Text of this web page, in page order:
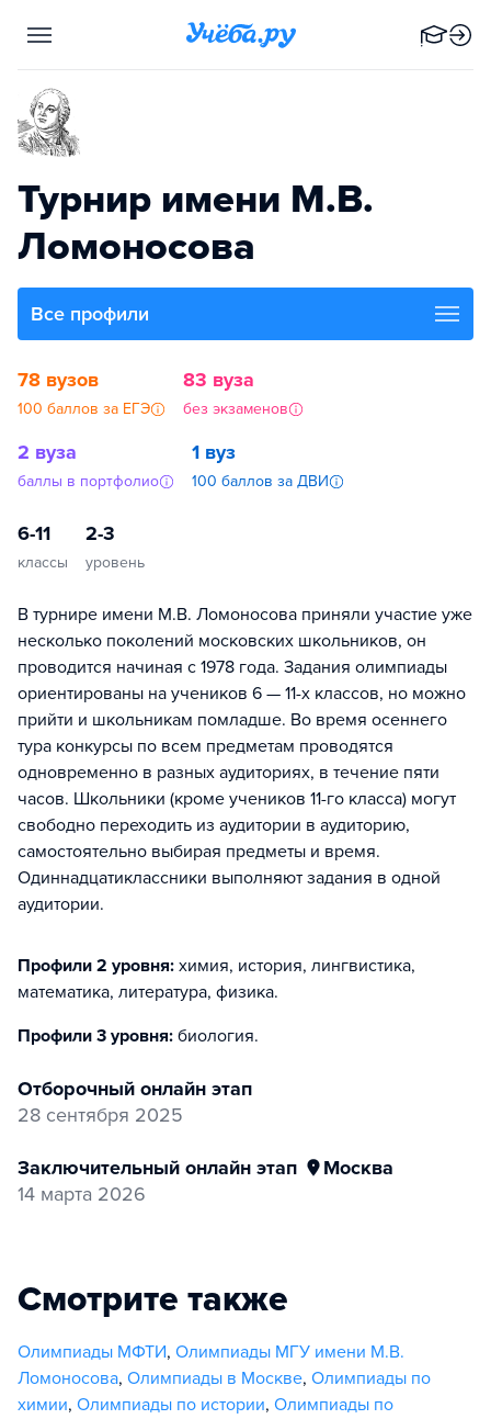
Турнир имени М.В.
Ломоносова
Все профили
78 вузов
100 баллов за ЕГЭ
83 вуза
без экзаменов
2 вуза
баллы в портфолио
1 вуз
100 баллов за ДВИ
6-11
классы
2-3
уровень
В турнире имени М.В. Ломоносова приняли участие уже
несколько поколений московских школьников, он
проводится начиная с 1978 года. Задания олимпиады
ориентированы на учеников 6 — 11-х классов, но можно
прийти и школьникам помладше. Во время осеннего
тура конкурсы по всем предметам проводятся
одновременно в разных аудиториях, в течение пяти
часов. Школьники (кроме учеников 11-го класса) могут
свободно переходить из аудитории в аудиторию,
самостоятельно выбирая предметы и время.
Одиннадцатиклассники выполняют задания в одной
аудитории.
Профили 2 уровня: химия, история, лингвистика,
математика, литература, физика.
Профили 3 уровня: биология.
отборочный онлайн этап
28 сентября 2025
заключительный онлайн этап
Москва
14 марта 2026
Смотрите также
Олимпиады МФТИ, Олимпиады МГУ имени М.В.
Ломоносова, Олимпиады в Москве, Олимпиады по
химии, Олимпиады по истории, Олимпиады по